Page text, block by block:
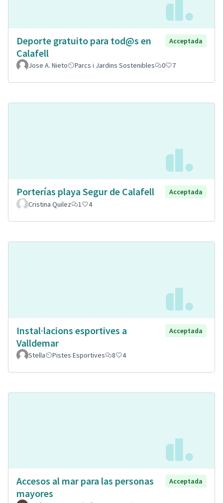
Deporte gratuito para tod@s en
Calafell
Acceptada
Jose A. Nieto Parcs i Jardins Sostenibles 0 7
Porterías playa Segur de Calafell
Acceptada
Cristina Quilez
1 4
Instal·lacions esportives a
Valldemar
Acceptada
Stella Pistes Esportives 8 4
Accesos al mar para las personas
mayores
Acceptada